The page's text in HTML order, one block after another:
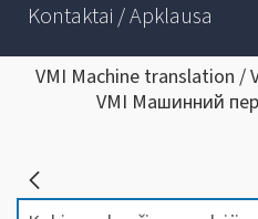
Kontaktai / Apklausa
VMI Machine translation
VMI Машинний